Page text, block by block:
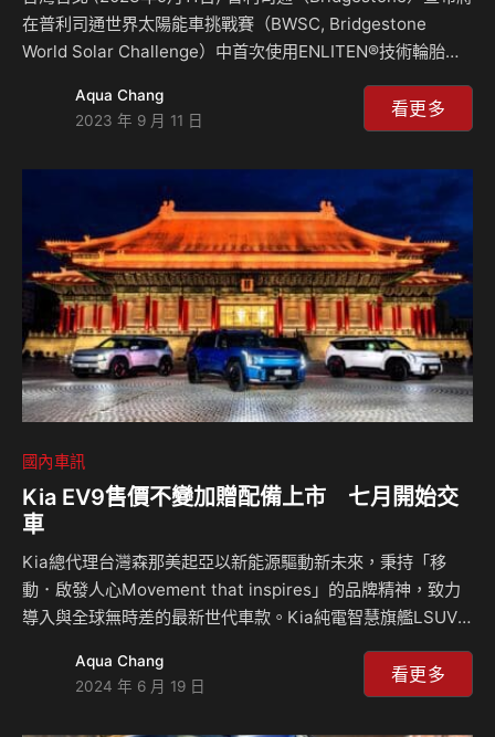
在普利司通世界太陽能車挑戰賽（BWSC, Bridgestone
World Solar Challenge）中首次使用ENLITEN®技術輪胎。
有機纖維、再生碳黑、回收橡膠化學品等。相較於2019年比
賽時的輪胎，材料循環再利用性提升了33%。普利司通更與物
補償，實現了輪胎運輸100％的碳中和。 相較2019比賽輪胎躍
進33%可再生材料循環利用性 普利司通提供世界太陽能車挑
戰賽參賽隊伍的輪胎為MCN可再生材料比…
Aqua Chang
2023 年 9 月 11 日
看更多
國內車訊
Kia EV9售價不變加贈配備上市 七月開始交
車
Kia總代理台灣森那美起亞以新能源驅動新未來，秉持「移
動．啟發人心Movement that inspires」的品牌精神，致力
導入與全球無時差的最新世代車款。Kia純電智慧旗艦LSUV –
項大獎肯定，一舉奪得2024世界年度風雲車World Car of
the Year與2024世界年度電動風雲車World Electric
Aqua Chang
2024 年 6 月 19 日
看更多